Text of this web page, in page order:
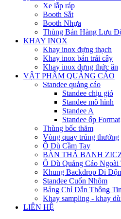
Xe lắp ráp
Booth Sắt
Booth Nhựa
Thùng Bán Hàng Lưu
KHAY INOX
Khay inox đựng thạch
Khay inox bán trái cây
Khay inox đựng thức ăn
VẬT PHẨM QUẢNG CÁO
Standee quảng cáo
Standee chịu gió
Standee mô hình
Standee A
Standee ốp Format
Thùng bốc thăm
Vòng quay trúng thưởng
Ô Dù Cầm Tay
BÀN THẢ BANH
Ô Dù Quảng Cáo Ngoài
Khung Backdrop Di
Standee Cuốn Nhôm
Bảng Chỉ Dẫn Thông Tin
Khay sampling - khay
LIÊN HỆ